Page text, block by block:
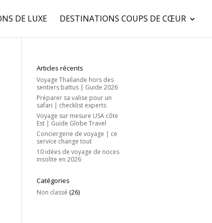
DE LUXE DESTINATIONS COUPS DE CŒUR
Articles récents
Voyage Thaïlande hors des
sentiers battus | Guide 2026
Préparer sa valise pour un
safari | checklist experts
Voyage sur mesure USA côte
Est | Guide Globe Travel
Conciergerie de voyage | ce
service change tout
10 idées de voyage de noces
insolite en 2026
Catégories
Non classé (26)